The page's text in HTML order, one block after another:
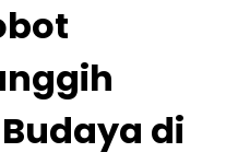
di